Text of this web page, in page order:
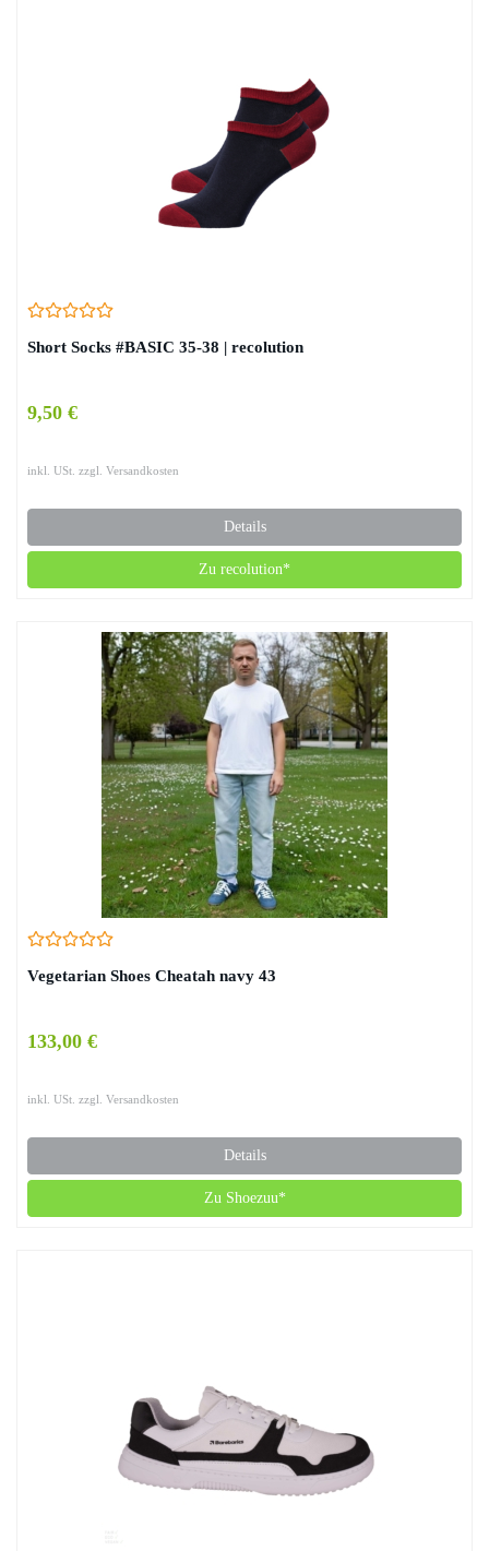
Short Socks #BASIC 35-38 | recolution
9,50 €
inkl. USt. zzgl. Versandkosten
Details
Zu recolution*
Vegetarian Shoes Cheatah navy 43
133,00 €
inkl. USt. zzgl. Versandkosten
Details
Zu Shoezuu*